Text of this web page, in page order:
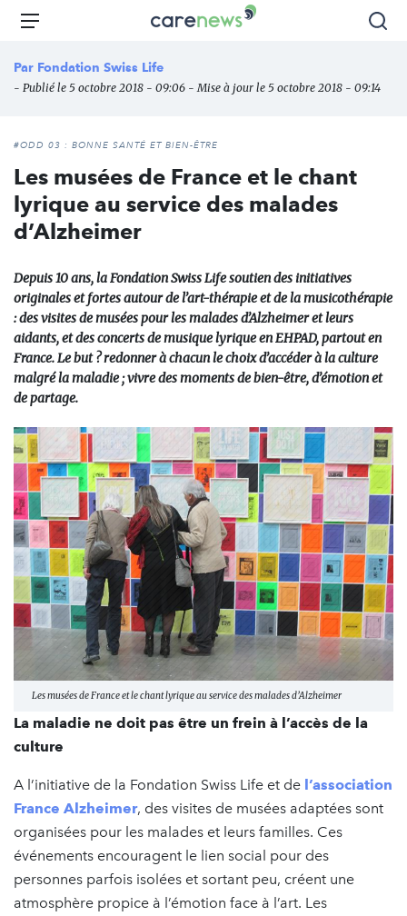
Aller
principal
Carenews,
média
des
l'engagement
Menu
Par Fondation Swiss Life
- Publié le 5 octobre 2018 - 09:06 - Mise à jour le 5 octobre 2018 - 09:14
#ODD 03 : BONNE SANTÉ ET BIEN-ÊTRE
Les musées de France et le chant
lyrique au service des malades
d’Alzheimer
Depuis 10 ans, la Fondation Swiss Life soutien des initiatives
originales et fortes autour de l’art-thérapie et de la musicothérapie
: des visites de musées pour les malades d’Alzheimer et leurs
aidants, et des concerts de musique lyrique en EHPAD, partout en
France. Le but ? redonner à chacun le choix d’accéder à la culture
malgré la maladie ; vivre des moments de bien-être, d’émotion et
de partage.
Les musées de France et le chant lyrique au service des malades d’Alzheimer
La maladie ne doit pas être un frein à l’accès de la
culture
A l’initiative de la Fondation Swiss Life et de l’association
France Alzheimer, des visites de musées adaptées sont
organisées pour les malades et leurs familles. Ces
événements encouragent le lien social pour des
personnes parfois isolées et sortant peu, créent une
atmosphère propice à l’émotion face à l’art. Les